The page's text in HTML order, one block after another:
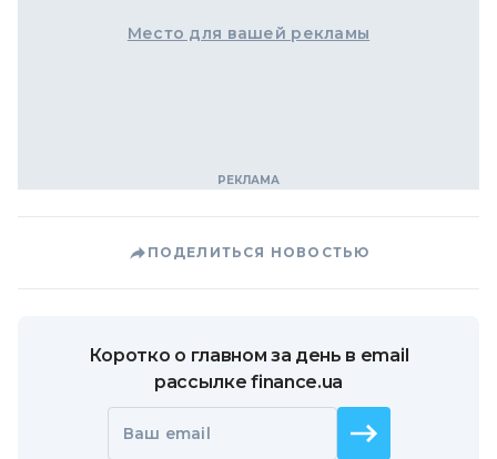
Место для вашей рекламы
ПОДЕЛИТЬСЯ НОВОСТЬЮ
Коротко о главном за день в email
рассылке finance.ua
Ваш email